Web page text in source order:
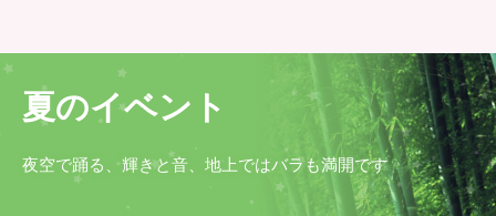
夏のイベント
夜空で踊る、輝きと音、地上ではバラも満開です